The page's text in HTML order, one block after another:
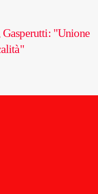
"Unione